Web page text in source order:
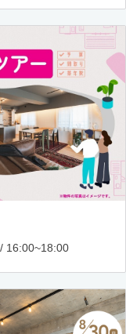
16:00~18:00